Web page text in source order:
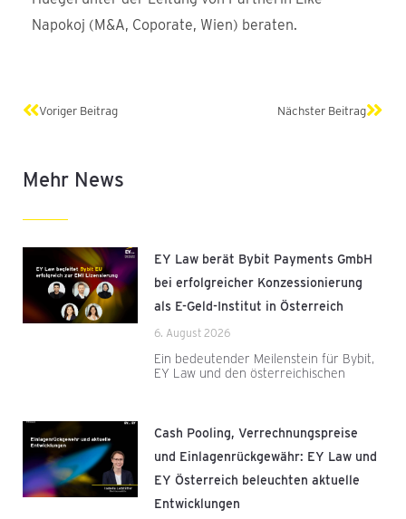
Napokoj (M&A, Coporate, Wien) beraten.
Zurück
Voriger Beitrag Nächster Beitrag
Mehr News
EY Law berät Bybit Payments GmbH
bei erfolgreicher Konzessionierung
als E-Geld-Institut in Österreich
6. August 2026
Ein bedeutender Meilenstein für Bybit,
EY Law und den österreichischen
Cash Pooling, Verrechnungspreise
und Einlagenrückgewähr: EY Law und
EY Österreich beleuchten aktuelle
Entwicklungen